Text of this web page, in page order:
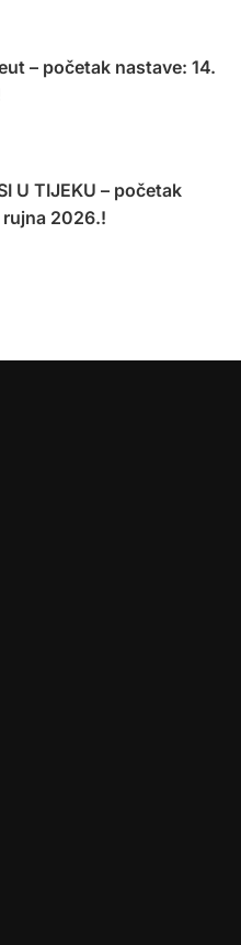
– početak nastave: 14.
U TIJEKU – početak
rujna 2026.!